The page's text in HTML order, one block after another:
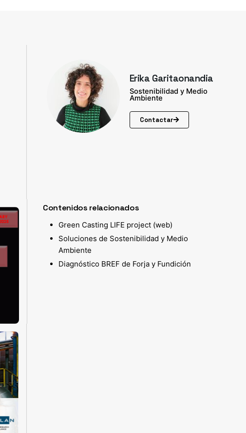
Erika Garitaonandia
Sostenibilidad y Medio
Ambiente
Contactar
Contenidos relacionados
Green Casting LIFE project (web)
Soluciones de Sostenibilidad y Medio
Ambiente
Diagnóstico BREF de Forja y Fundición